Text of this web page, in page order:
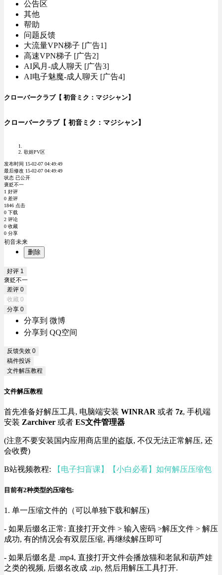
公告区
其他
帮助
问题反馈
大流量VPN梯子 [广告1]
高速VPN梯子 [广告2]
AI风月-成人聊天 [广告3]
AI电子魅魔-成人聊天 [广告4]
クローバークラブ【 初音ミク：マジシャン】
クローバークラブ【 初音ミク：マジシャン】
歌姬PV区
发布时间 15-02-07 04:49:49
最后修改 15-02-07 04:49:49
状态 已公开
褒贬不一
1 好评
0 差评
1846 点击
0 下载
2 评论
0 收藏
0 分享
初音未来
删除
好评 1
褒贬不一
差评 0
收藏 0
分享 0
分享到 微博
分享到 QQ空间
反馈失效 0
稿件投诉
文件解压教程
文件解压教程
首先准备好解压工具, 电脑端安装 WINRAR 或者 7z, 手机端
安装 Zarchiver 或者 ES文件管理器
(注意不要安装国内应用商店里的盗版, 不仅无法正常解压, 还
会收费)
B站视频教程: 【电子扫盲课】【小白必看】如何解压压缩包
目前有2种类型的压缩包:
1. 单一压缩文件的（可以单独下载和解压)
- 如果后缀名正常: 直接打开文件 > 输入密码 >解压文件 > 解压
成功, 有的情况会有双层压缩, 再继续解压即可
- 如果后缀名是 .mp4, 直接打开文件会播放猫和老鼠和葫芦娃
之类的视频, 后缀名改成 .zip, 然后用解压工具打开.